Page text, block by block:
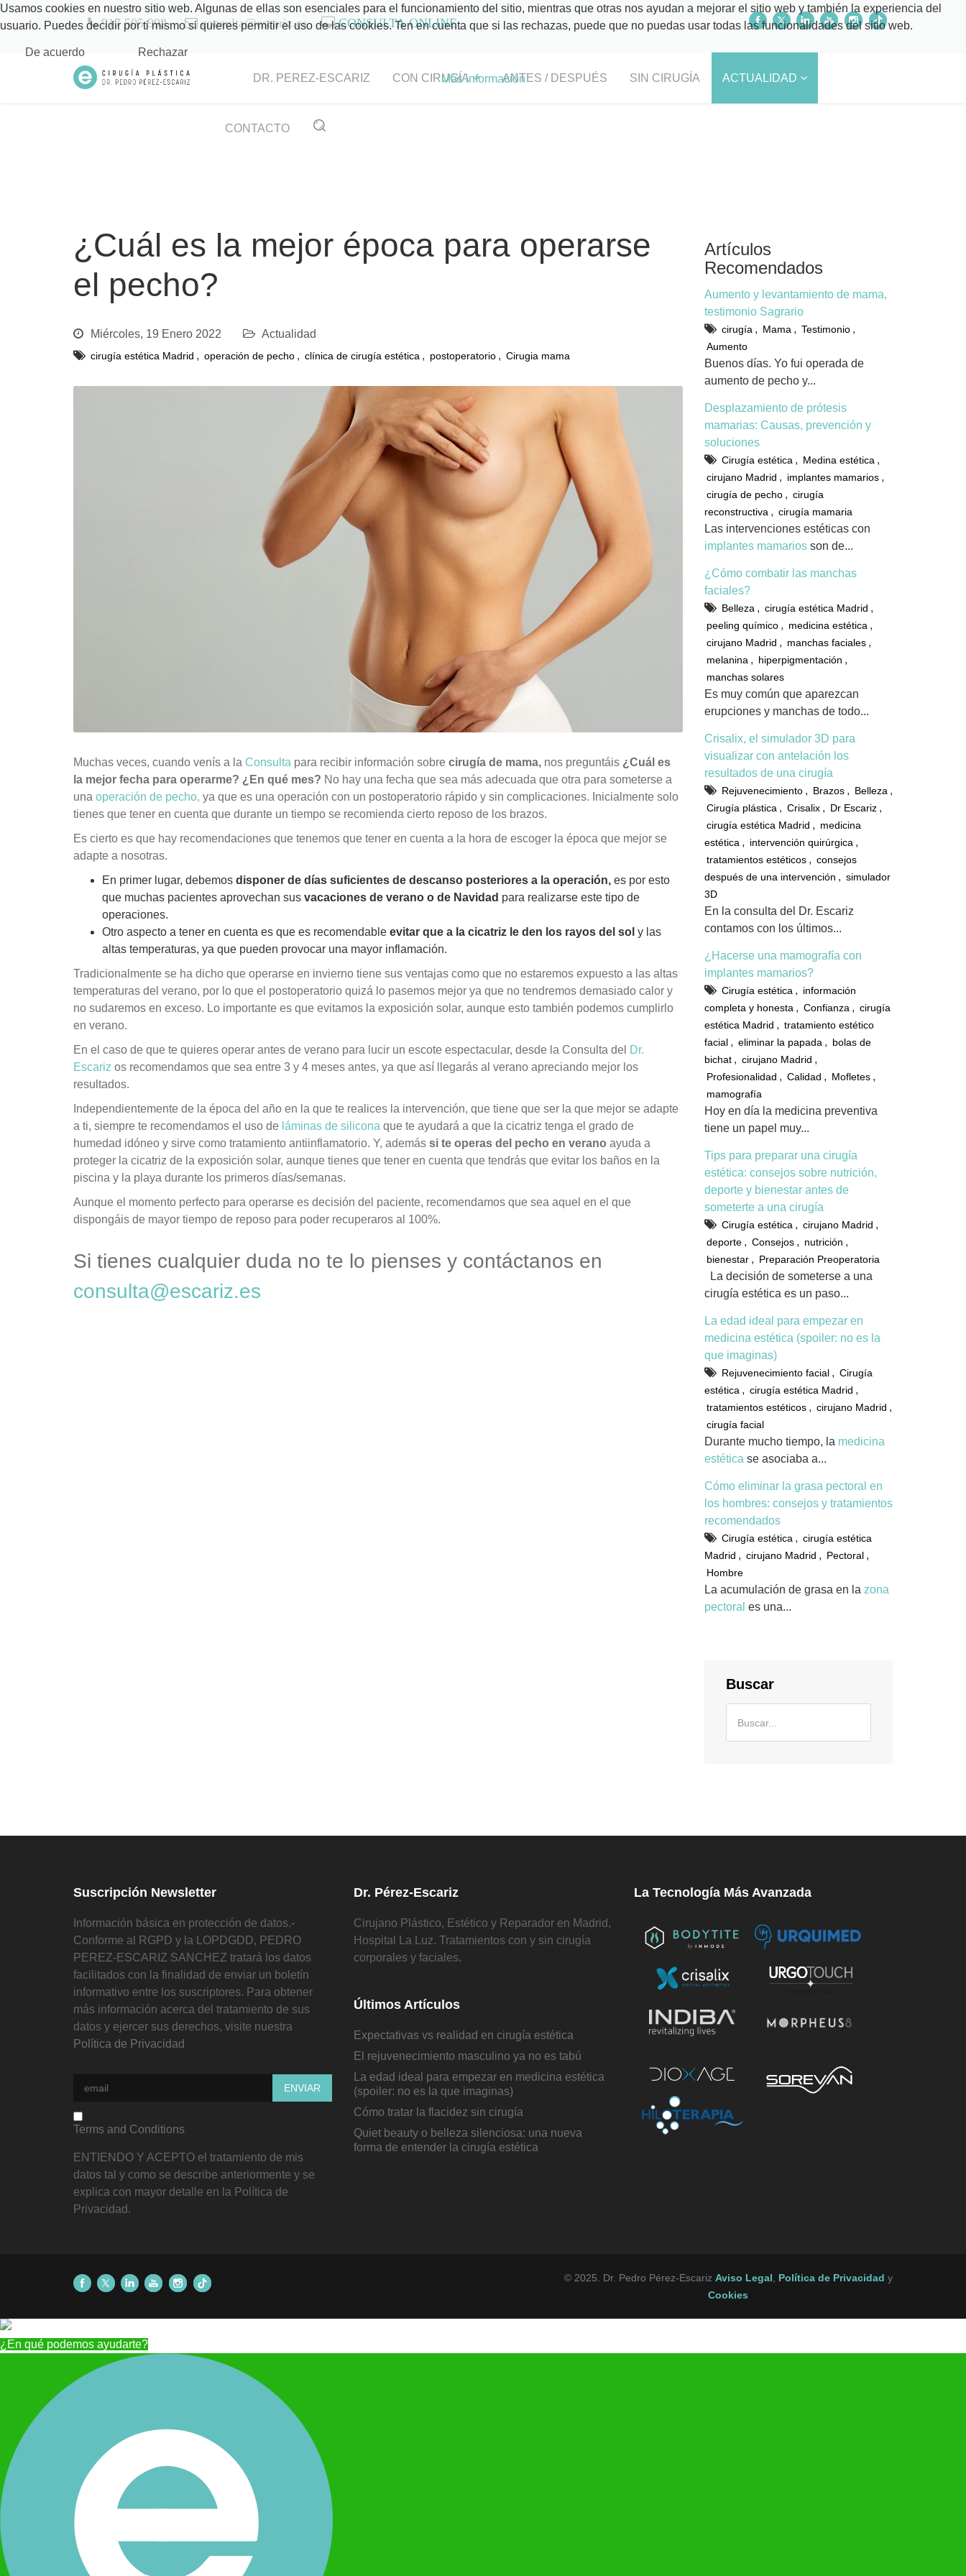
917 505 992 consulta@escariz.es CONSULTA ONLINE
DR. PEREZ-ESCARIZ CON CIRUGÍA ANTES / DESPUÉS SIN CIRUGÍA ACTUALIDAD
CONTACTO
¿Cuál es la mejor época para operarse
el pecho?
Miércoles, 19 Enero 2022 Actualidad
cirugía estética Madrid , operación de pecho , clínica de cirugía estética , postoperatorio , Cirugia mama
Muchas veces, cuando venís a la Consulta para recibir información sobre cirugía de mama, nos preguntáis ¿Cuál es
la mejor fecha para operarme? ¿En qué mes? No hay una fecha que sea más adecuada que otra para someterse a
una operación de pecho, ya que es una operación con un postoperatorio rápido y sin complicaciones. Inicialmente solo
tienes que tener en cuenta que durante un tiempo se recomienda cierto reposo de los brazos.
Es cierto es que hay recomendaciones que tenemos que tener en cuenta a la hora de escoger la época que mejor se
adapte a nosotras.
En primer lugar, debemos disponer de días suficientes de descanso posteriores a la operación, es por esto
que muchas pacientes aprovechan sus vacaciones de verano o de Navidad para realizarse este tipo de
operaciones.
Otro aspecto a tener en cuenta es que es recomendable evitar que a la cicatriz le den los rayos del sol y las
altas temperaturas, ya que pueden provocar una mayor inflamación.
Tradicionalmente se ha dicho que operarse en invierno tiene sus ventajas como que no estaremos expuesto a las altas
temperaturas del verano, por lo que el postoperatorio quizá lo pasemos mejor ya que no tendremos demasiado calor y
no sudaremos en exceso. Lo importante es que evitamos la exposición solar, aunque esto también podemos cumplirlo
en verano.
En el caso de que te quieres operar antes de verano para lucir un escote espectacular, desde la Consulta del Dr.
Escariz os recomendamos que sea entre 3 y 4 meses antes, ya que así llegarás al verano apreciando mejor los
resultados.
Independientemente de la época del año en la que te realices la intervención, que tiene que ser la que mejor se adapte
a ti, siempre te recomendamos el uso de láminas de silicona que te ayudará a que la cicatriz tenga el grado de
humedad idóneo y sirve como tratamiento antiinflamatorio. Y, además si te operas del pecho en verano ayuda a
proteger la cicatriz de la exposición solar, aunque tienes que tener en cuenta que tendrás que evitar los baños en la
piscina y la playa durante los primeros días/semanas.
Aunque el momento perfecto para operarse es decisión del paciente, recomendamos que sea aquel en el que
dispongáis de mayor tiempo de reposo para poder recuperaros al 100%.
Si tienes cualquier duda no te lo pienses y contáctanos en
consulta@escariz.es
Artículos
Recomendados
Aumento y levantamiento de mama,
testimonio Sagrario
cirugía , Mama , Testimonio ,
Aumento
Buenos días. Yo fui operada de
aumento de pecho y...
Desplazamiento de prótesis
mamarias: Causas, prevención y
soluciones
Cirugía estética , Medina estética ,
cirujano Madrid , implantes mamarios ,
cirugía de pecho , cirugía
reconstructiva , cirugía mamaria
Las intervenciones estéticas con
implantes mamariosson de...
¿Cómo combatir las manchas
faciales?
Belleza , cirugía estética Madrid ,
peeling químico , medicina estética ,
cirujano Madrid , manchas faciales ,
melanina , hiperpigmentación ,
manchas solares
Es muy común que aparezcan
erupciones y manchas de todo...
Crisalix, el simulador 3D para
visualizar con antelación los
resultados de una cirugía
Rejuvenecimiento , Brazos , Belleza ,
Cirugía plástica , Crisalix , Dr Escariz ,
cirugía estética Madrid , medicina
estética , intervención quirúrgica ,
tratamientos estéticos , consejos
después de una intervención , simulador
3D
En la consulta del Dr. Escariz
contamos con los últimos...
¿Hacerse una mamografía con
implantes mamarios?
Cirugía estética , información
completa y honesta , Confianza , cirugía
estética Madrid , tratamiento estético
facial , eliminar la papada , bolas de
bichat , cirujano Madrid ,
Profesionalidad , Calidad , Mofletes ,
mamografía
Hoy en día la medicina preventiva
tiene un papel muy...
Tips para preparar una cirugía
estética: consejos sobre nutrición,
deporte y bienestar antes de
someterte a una cirugía
Cirugía estética , cirujano Madrid ,
deporte , Consejos , nutrición ,
bienestar , Preparación Preoperatoria
La decisión de someterse a una
cirugía estética es un paso...
La edad ideal para empezar en
medicina estética (spoiler: no es la
que imaginas)
Rejuvenecimiento facial , Cirugía
estética , cirugía estética Madrid ,
tratamientos estéticos , cirujano Madrid ,
cirugía facial
Durante mucho tiempo, la medicina
estética se asociaba a...
Cómo eliminar la grasa pectoral en
los hombres: consejos y tratamientos
recomendados
Cirugía estética , cirugía estética
Madrid , cirujano Madrid , Pectoral ,
Hombre
La acumulación de grasa en la zona
pectoral es una...
Buscar
Suscripción Newsletter
Información básica en protección de datos.-
Conforme al RGPD y la LOPDGDD, PEDRO
PEREZ-ESCARIZ SANCHEZ tratará los datos
facilitados con la finalidad de enviar un boletín
informativo entre los suscriptores. Para obtener
más información acerca del tratamiento de sus
datos y ejercer sus derechos, visite nuestra
Política de Privacidad
Terms and Conditions
ENTIENDO Y ACEPTO el tratamiento de mis
datos tal y como se describe anteriormente y se
explica con mayor detalle en la Política de
Privacidad.
Dr. Pérez-Escariz
Cirujano Plástico, Estético y Reparador en Madrid,
Hospital La Luz. Tratamientos con y sin cirugía
corporales y faciales.
Últimos Artículos
Expectativas vs realidad en cirugía estética
El rejuvenecimiento masculino ya no es tabú
La edad ideal para empezar en medicina estética
(spoiler: no es la que imaginas)
Cómo tratar la flacidez sin cirugía
Quiet beauty o belleza silenciosa: una nueva
forma de entender la cirugía estética
La Tecnología Más Avanzada
© 2025. Dr. Pedro Pérez-Escariz Aviso Legal Política de Privacidad y
Cookies
¿En qué podemos ayudarte?
Usamos cookies en nuestro sitio web. Algunas de ellas son esenciales para el funcionamiento del sitio, mientras que otras nos ayudan a mejorar el sitio web y también la experiencia del
usuario. Puedes decidir por ti mismo si quieres permitir el uso de las cookies. Ten en cuenta que si las rechazas, puede que no puedas usar todas las funcionalidades del sitio web.
De acuerdo Rechazar
Más información